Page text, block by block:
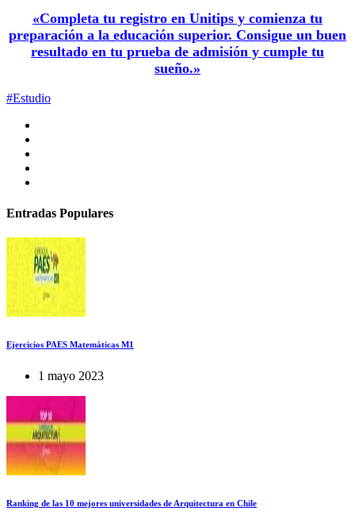
«Completa tu registro en Unitips y comienza tu
preparación a la educación superior. Consigue un buen
resultado en tu prueba de admisión y cumple tu
sueño.»
#Estudio
Entradas Populares
Ejercicios PAES Matemáticas M1
1 mayo 2023
Ranking de las 10 mejores universidades de Arquitectura en Chile